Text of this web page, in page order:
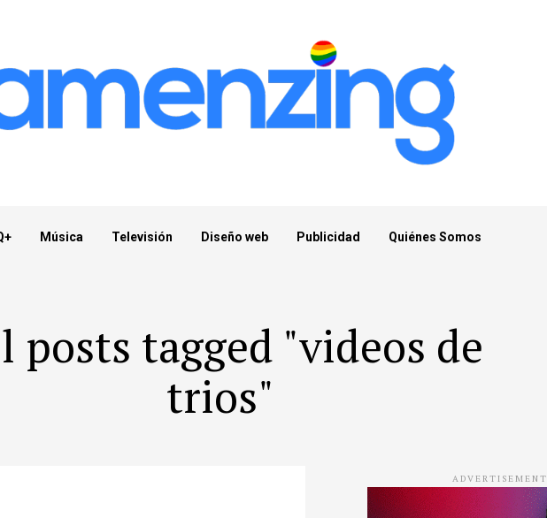
Música Televisión Diseño web Publicidad Quiénes Somos
posts tagged "videos de
trios"
ADVERTISEMENT